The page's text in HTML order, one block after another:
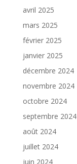
avril 2025
mars 2025
février 2025
janvier 2025
décembre 2024
novembre 2024
octobre 2024
septembre 2024
août 2024
juillet 2024
juin 2024